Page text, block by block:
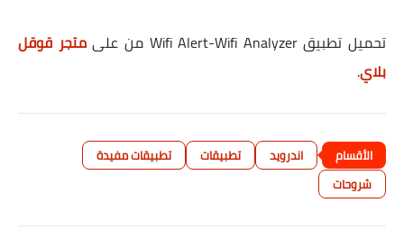
تحميل تطبيق Wifi Alert-Wifi Analyzer من على
متجر قوقل
بلاي.
اندرويد تطبيقات
تطبيقات مفيدة
شروحات